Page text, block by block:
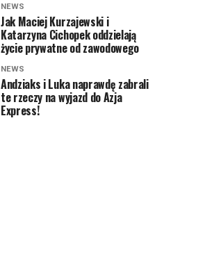
NEWS
Jak Maciej Kurzajewski i
Katarzyna Cichopek oddzielają
życie prywatne od zawodowego
NEWS
Andziaks i Luka naprawdę zabrali
te rzeczy na wyjazd do Azja
Express!